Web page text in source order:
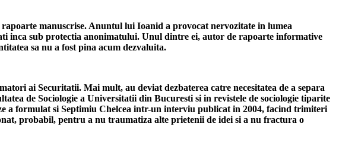
manuscrise. Anuntul lui Ioanid a provocat nervozitate in lumea
inca sub protectia anonimatului. Unul dintre ei, autor de rapoarte informative
sa nu a fost pina acum dezvaluita.
ai Securitatii. Mai mult, au deviat dezbaterea catre necesitatea de a separa
de Sociologie a Universitatii din Bucuresti si in revistele de sociologie tiparite
a formulat si Septimiu Chelcea intr-un interviu publicat in 2004, facind trimiteri
probabil, pentru a nu traumatiza alte prietenii de idei si a nu fractura o